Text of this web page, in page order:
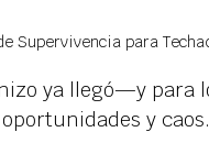
Supervivencia para
ya llegó—y para
y caos.